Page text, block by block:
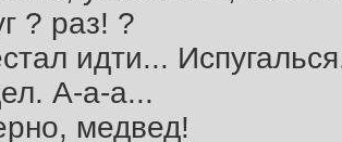
? раз! ?
идти...
А-а-а...
медвед!